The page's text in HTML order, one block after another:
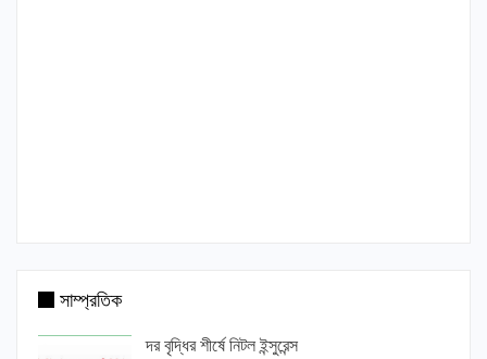
সাম্প্রতিক
দর বৃদ্ধির শীর্ষে নিটল ইন্সুরেন্স